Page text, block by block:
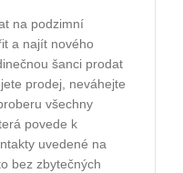
na podzimní
a najít nového
šanci prodat
prodej, neváhejte
všechny
povede k
uvedené na
bez zbytečných